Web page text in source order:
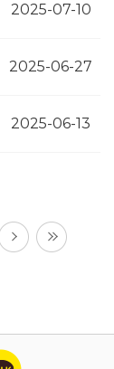
2025-07-10
2025-06-27
2025-06-13